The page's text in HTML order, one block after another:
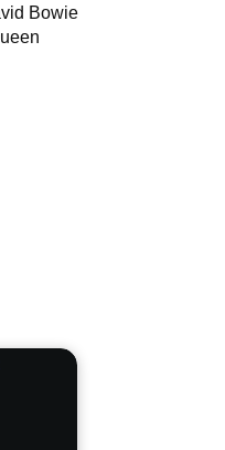
Bowie